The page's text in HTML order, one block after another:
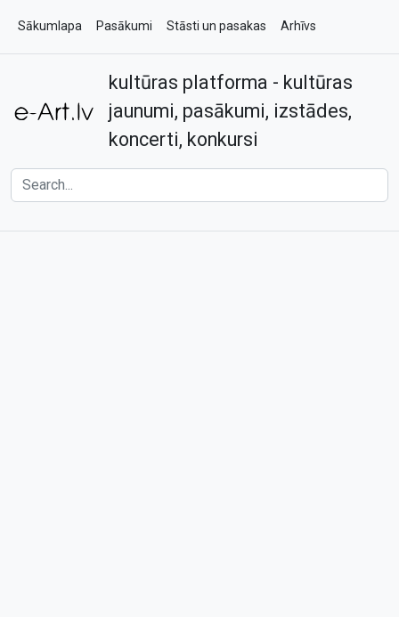
Sākumlapa Pasākumi Stāsti un pasakas Arhīvs
Kontakti
kultūras platforma - kultūras
jaunumi, pasākumi, izstādes,
koncerti, konkursi